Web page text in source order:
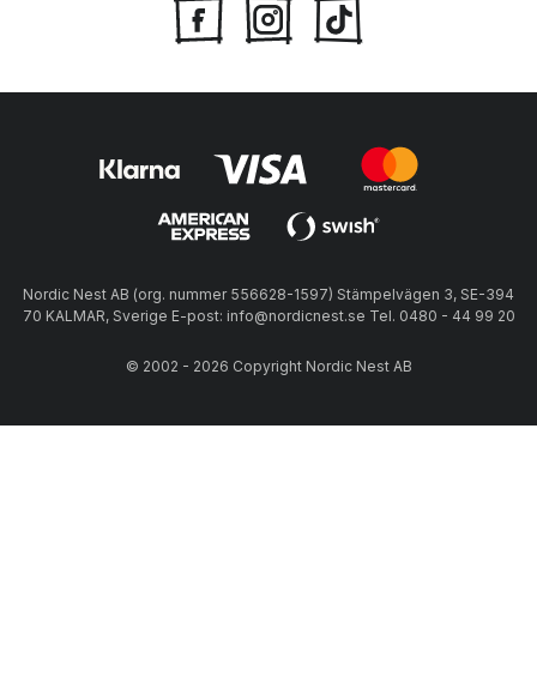
Nordic Nest AB (org. nummer 556628-1597) Stämpelvägen 3, SE-394
70 KALMAR, Sverige E-post: info@nordicnest.se Tel. 0480 - 44 99 20
© 2002 - 2026 Copyright Nordic Nest AB